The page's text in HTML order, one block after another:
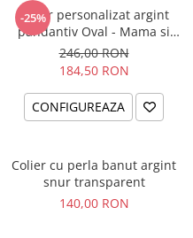
-25%
Colier personalizat argint
pandantiv Oval - Mama si
Bebelus
246,00 RON
184,50 RON
CONFIGUREAZA
Colier cu perla banut argint
snur transparent
140,00 RON